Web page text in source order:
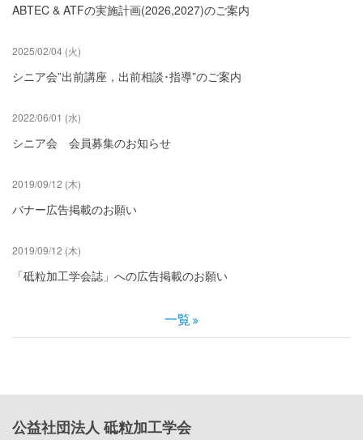
ABTEC & ATFの実施計画(2026,2027)のご案内
2025/02/04 (火)
シニア会”出前講座，出前相談･指導”のご案内
2022/06/01 (水)
シニア会 会員募集のお知らせ
2019/09/12 (木)
バナー広告掲載のお願い
2019/09/12 (木)
「砥粒加工学会誌」への広告掲載のお願い
一覧
公益社団法人 砥粒加工学会